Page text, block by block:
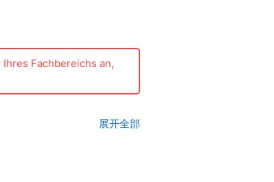
Fachbereichs an,
展开全部